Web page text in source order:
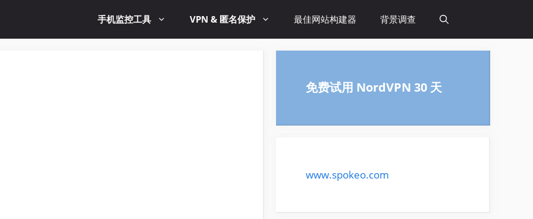
手机监控工具 VPN & 匿名保护 最佳网站构建器 背景调查
免费试用 NordVPN 30 天
www.spokeo.com